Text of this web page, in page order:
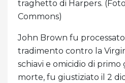
traghetto di Harpers.
Commons)
John Brown fu
tradimento contro la
schiavi e omicidio di primo
morte, fu giustiziato il 2